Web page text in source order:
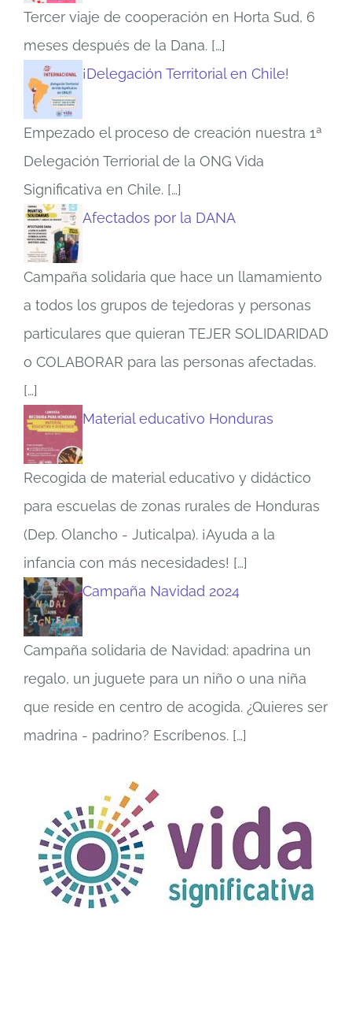
Tercer viaje de cooperación en Horta Sud, 6
meses después de la Dana. […]
¡Delegación Territorial en Chile!
Empezado el proceso de creación nuestra 1ª
Delegación Terriorial de la ONG Vida
Significativa en Chile. […]
Afectados por la DANA
Campaña solidaria que hace un llamamiento
a todos los grupos de tejedoras y personas
particulares que quieran TEJER SOLIDARIDAD
o COLABORAR para las personas afectadas.
[…]
Material educativo Honduras
Recogida de material educativo y didáctico
para escuelas de zonas rurales de Honduras
(Dep. Olancho - Juticalpa). ¡Ayuda a la
infancia con más necesidades! […]
Campaña Navidad 2024
Campaña solidaria de Navidad: apadrina un
regalo, un juguete para un niño o una niña
que reside en centro de acogida. ¿Quieres ser
madrina - padrino? Escríbenos. […]